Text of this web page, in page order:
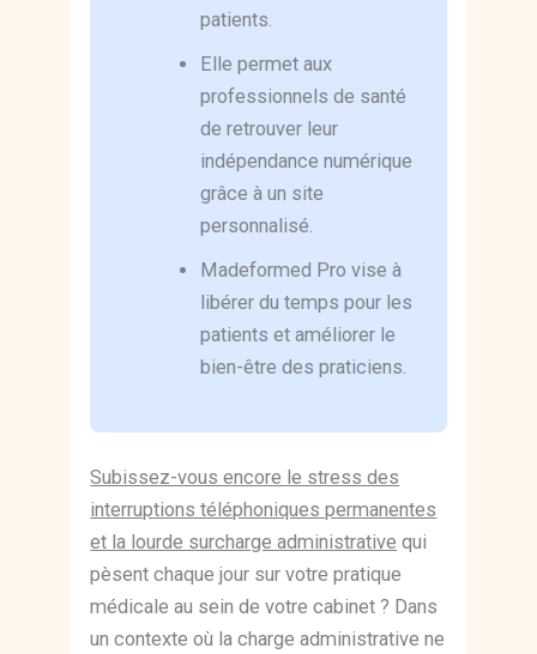
patients.
Elle permet aux
professionnels de santé
de retrouver leur
indépendance numérique
grâce à un site
personnalisé.
Madeformed Pro vise à
libérer du temps pour les
patients et améliorer le
bien-être des praticiens.
Subissez-vous encore le stress des
interruptions téléphoniques permanentes
et la lourde surcharge administrative qui
pèsent chaque jour sur votre pratique
médicale au sein de votre cabinet ? Dans
un contexte où la charge administrative ne